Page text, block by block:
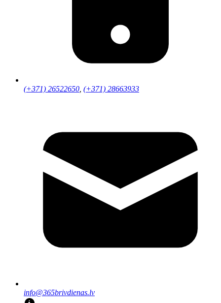
(+371) 26522650, (+371) 28663933
info@365brivdienas.lv